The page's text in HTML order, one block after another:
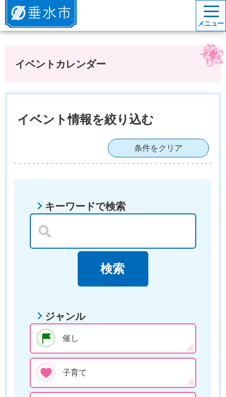
垂水市
メニュー
イベントカレンダー
イベント情報を絞り込む
条件をクリア
キーワードで検索
ジャンル
催し
子育て